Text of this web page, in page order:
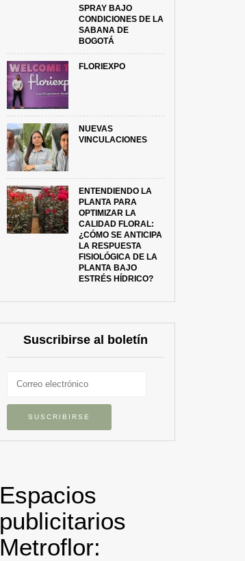
SPRAY BAJO
CONDICIONES DE LA
SABANA DE
BOGOTÁ
FLORIEXPO
NUEVAS
VINCULACIONES
ENTENDIENDO LA
PLANTA PARA
OPTIMIZAR LA
CALIDAD FLORAL:
¿CÓMO SE ANTICIPA
LA RESPUESTA
FISIOLÓGICA DE LA
PLANTA BAJO
ESTRÉS HÍDRICO?
Suscribirse al boletín
Espacios
publicitarios
Metroflor: